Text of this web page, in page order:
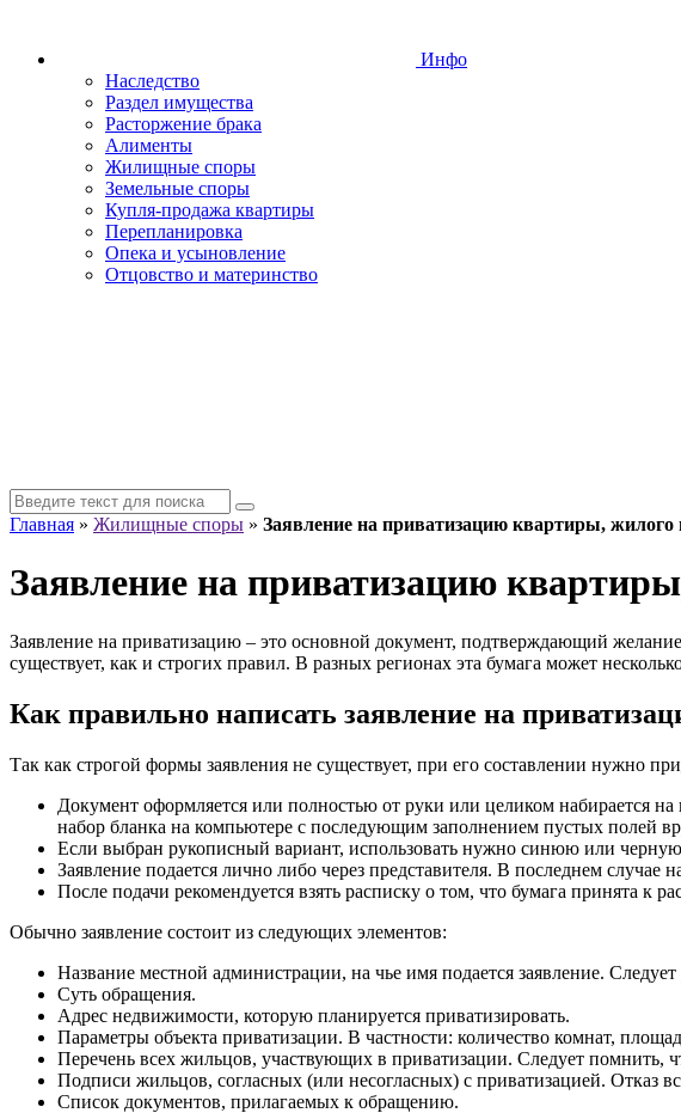
Инфо
Наследство
Раздел имущества
Расторжение брака
Алименты
Жилищные споры
Земельные споры
Купля-продажа квартиры
Перепланировка
Опека и усыновление
Отцовство и материнство
Главная » Жилищные споры » Заявление на приватизацию квартиры,
Заявление на приватизацию
Заявление на приватизацию – это основной документ, подтверждающий
существует, как и строгих правил. В разных регионах эта бумага может
Как правильно написать заявление на
Так как строгой формы заявления не существует, при его составлении нужно
Документ оформляется или полностью от руки или целиком набирается
набор бланка на компьютере с последующим заполнением пустых полей
Если выбран рукописный вариант, использовать нужно синюю или
Заявление подается лично либо через представителя. В последнем
После подачи рекомендуется взять расписку о том, что бумага принята к
Обычно заявление состоит из следующих элементов:
Название местной администрации, на чье имя подается заявление.
Суть обращения.
Адрес недвижимости, которую планируется приватизировать.
Параметры объекта приватизации. В частности: количество комнат,
Перечень всех жильцов, участвующих в приватизации. Следует помнить,
Подписи жильцов, согласных (или несогласных) с приватизацией. Отказ
Список документов, прилагаемых к обращению.